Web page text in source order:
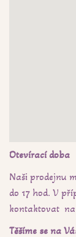
Otevírací doba
Naši prodejnu
do 17 hod. V
kontaktovat na
Těšíme se na